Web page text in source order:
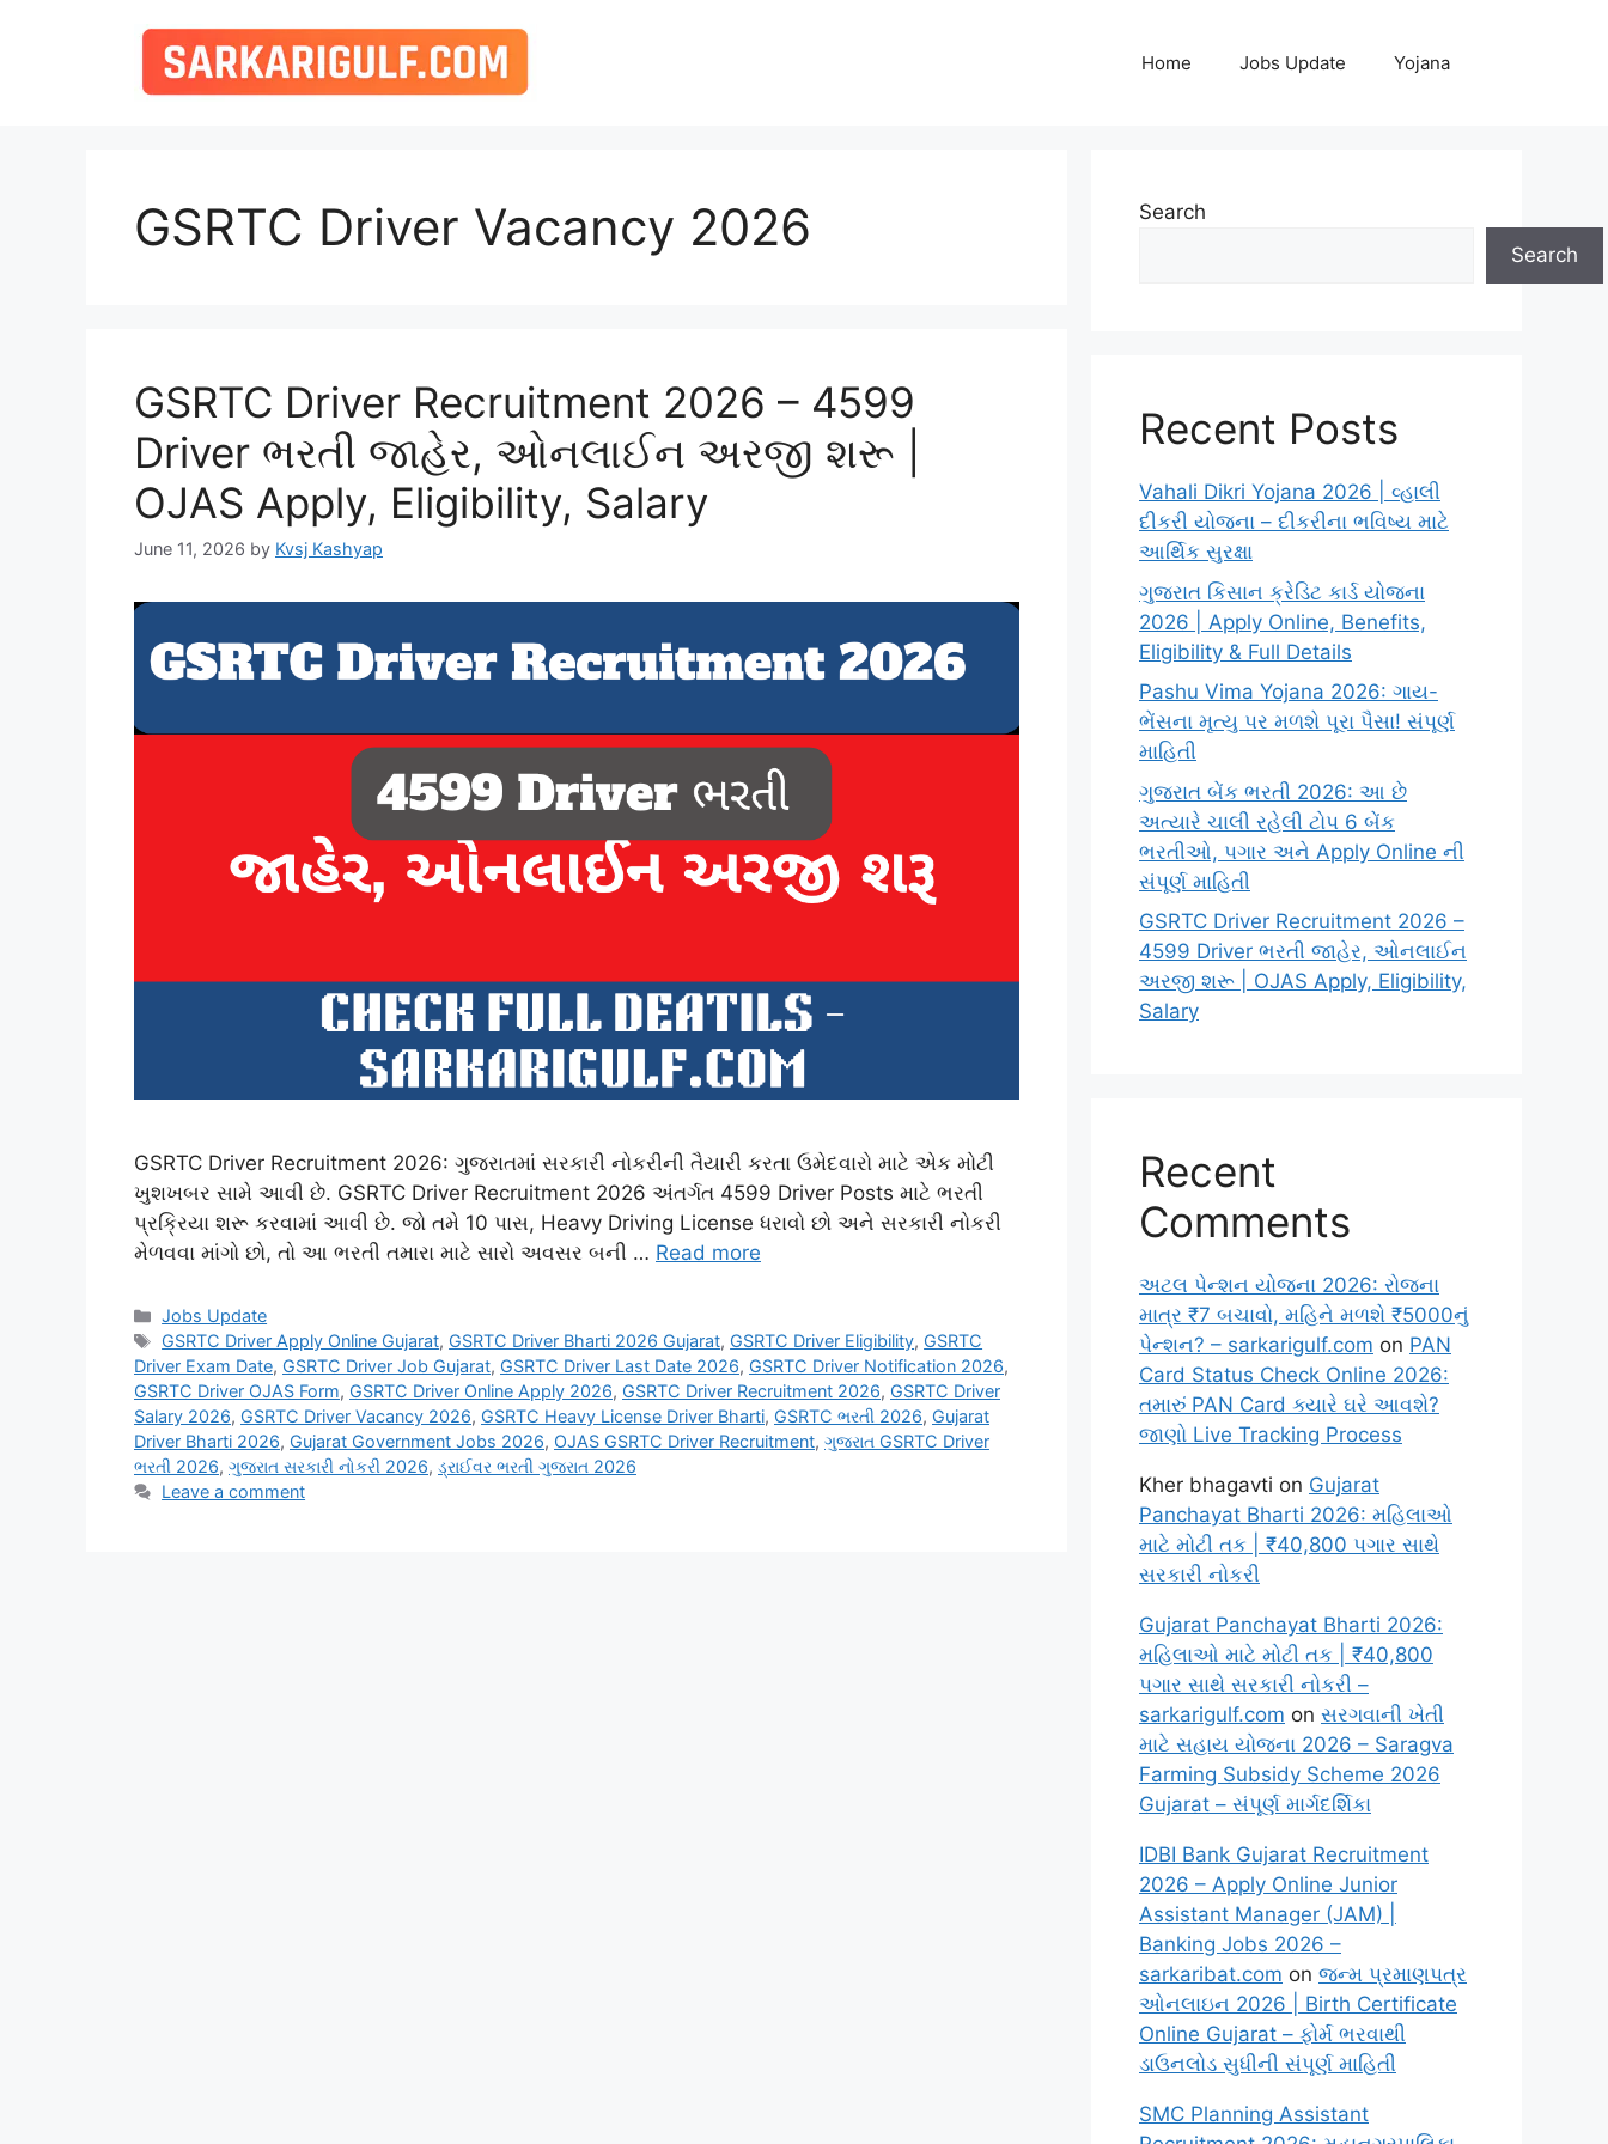
Home Jobs Update Yojana
GSRTC Driver Vacancy 2026
GSRTC Driver Recruitment 2026 – 4599
Driver ભરતી જાહેર, ઓનલાઈન અરજી શરૂ |
OJAS Apply, Eligibility, Salary
June 11, 2026 by Kvsj Kashyap
GSRTC Driver Recruitment 2026: ગુજરાતમાં સરકારી નોકરીની તૈયારી કરતા ઉમેદવારો માટે એક મોટી
ખુશખબર સામે આવી છે. GSRTC Driver Recruitment 2026 અંતર્ગત 4599 Driver Posts માટે ભરતી
પ્રક્રિયા શરૂ કરવામાં આવી છે. જો તમે 10 પાસ, Heavy Driving License ધરાવો છો અને સરકારી નોકરી
મેળવવા માંગો છો, તો આ ભરતી તમારા માટે સારો અવસર બની … Read more
Categories
Jobs Update
Tags
GSRTC Driver Apply Online Gujarat, GSRTC Driver Bharti 2026 Gujarat, GSRTC Driver Eligibility, GSRTC
Driver Exam Date, GSRTC Driver Job Gujarat, GSRTC Driver Last Date 2026, GSRTC Driver Notification 2026,
GSRTC Driver OJAS Form, GSRTC Driver Online Apply 2026, GSRTC Driver Recruitment 2026, GSRTC Driver
Salary 2026, GSRTC Driver Vacancy 2026, GSRTC Heavy License Driver Bharti, GSRTC ભરતી 2026, Gujarat
Driver Bharti 2026, Gujarat Government Jobs 2026, OJAS GSRTC Driver Recruitment, ગુજરાત GSRTC Driver
ભરતી 2026, ગુજરાત સરકારી નોકરી 2026, ડ્રાઈવર ભરતી ગુજરાત 2026
Leave a comment
Search
Search
Recent Posts
Vahali Dikri Yojana 2026 | વ્હાલી
દીકરી યોજના – દીકરીના ભવિષ્ય માટે
આર્થિક સુરક્ષા
ગુજરાત કિસાન ક્રેડિટ કાર્ડ યોજના
2026 | Apply Online, Benefits,
Eligibility & Full Details
Pashu Vima Yojana 2026: ગાય-
ભેંસના મૃત્યુ પર મળશે પૂરા પૈસા! સંપૂર્ણ
માહિતી
ગુજરાત બેંક ભરતી 2026: આ છે
અત્યારે ચાલી રહેલી ટોપ 6 બેંક
ભરતીઓ, પગાર અને Apply Online ની
સંપૂર્ણ માહિતી
GSRTC Driver Recruitment 2026 –
4599 Driver ભરતી જાહેર, ઓનલાઈન
અરજી શરૂ | OJAS Apply, Eligibility,
Salary
Recent
Comments
અટલ પેન્શન યોજના 2026: રોજના
માત્ર ₹7 બચાવો, મહિને મળશે ₹5000નું
પેન્શન? – sarkarigulf.com on PAN
Card Status Check Online 2026:
તમારું PAN Card ક્યારે ઘરે આવશે?
જાણો Live Tracking Process
Kher bhagavti on Gujarat
Panchayat Bharti 2026: મહિલાઓ
માટે મોટી તક | ₹40,800 પગાર સાથે
સરકારી નોકરી
Gujarat Panchayat Bharti 2026:
મહિલાઓ માટે મોટી તક | ₹40,800
પગાર સાથે સરકારી નોકરી –
sarkarigulf.com on સરગવાની ખેતી
માટે સહાય યોજના 2026 – Saragva
Farming Subsidy Scheme 2026
Gujarat – સંપૂર્ણ માર્ગદર્શિકા
IDBI Bank Gujarat Recruitment
2026 – Apply Online Junior
Assistant Manager (JAM) |
Banking Jobs 2026 –
sarkaribat.com on જન્મ પ્રમાણપત્ર
ઓનલાઇન 2026 | Birth Certificate
Online Gujarat – ફોર્મ ભરવાથી
ડાઉનલોડ સુધીની સંપૂર્ણ માહિતી
SMC Planning Assistant